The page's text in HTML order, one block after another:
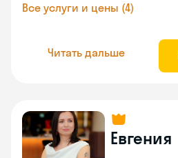
Все услуги и цены (4)
Читать дальше
Евгения